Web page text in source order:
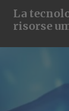
La
risorse